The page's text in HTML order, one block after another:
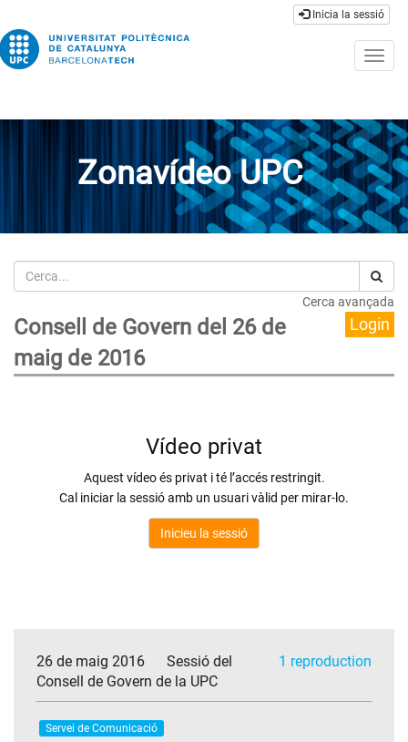
Inicia la sessió
Zonavídeo UPC
Cerca
Cerca avançada
Consell de Govern del 26 de
maig de 2016
Login
26 de maig 2016
Sessió del
Consell de Govern de la UPC
1 reproduction
Servei de Comunicació